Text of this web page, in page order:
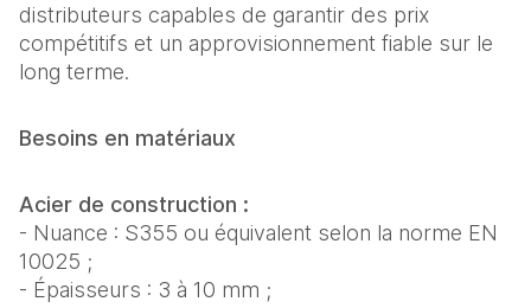
distributeurs capables de garantir des prix
compétitifs et un approvisionnement fiable sur le
long terme.
Besoins en matériaux
Acier de construction :
- Nuance : S355 ou équivalent selon la norme EN
10025 ;
- Épaisseurs : 3 à 10 mm ;